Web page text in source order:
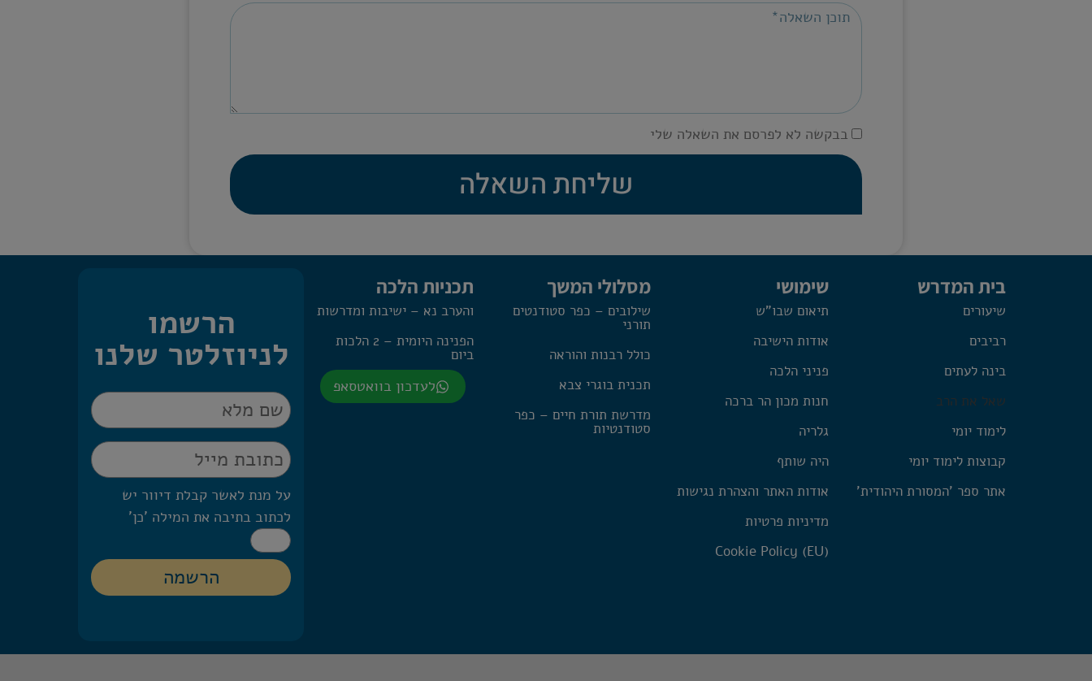
בבקשה לא לפרסם את השאלה שלי
שליחת השאלה
בית המדרש
שיעורים
רביבים
בינה לעתים
שאל את הרב
לימוד יומי
קבוצות לימוד יומי
אתר ספר 'המסורת היהודית'
שימושי
תיאום שבו"ש
אודות הישיבה
פניני הלכה
חנות מכון הר ברכה
גלריה
היה שותף
אודות האתר והצהרת נגישות
מדיניות פרטיות
Cookie Policy (EU)
מסלולי המשך
שילובים – כפר סטודנטים
תורני
כולל רבנות והוראה
תכנית בוגרי צבא
מדרשת תורת חיים – כפר
סטודנטיות
תכניות הלכה
והערב נא – ישיבות ומדרשות
הפנינה היומית – 2 הלכות
ביום
לעדכון בוואטסאפ
הרשמו
לניוזלטר שלנו
על מנת לאשר קבלת דיוור יש
לכתוב בתיבה את המילה 'כן'